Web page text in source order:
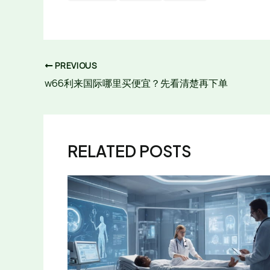
PREVIOUS
w66利来国际哪里买便宜？先看清楚再下单
RELATED POSTS